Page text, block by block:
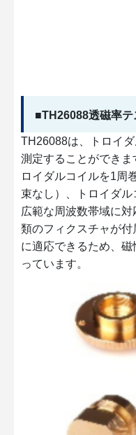
■TH26088透磁率テ
TH26088は、トロイ
測定することができま
ロイダルコイルを1周
束なし）、トロイダル
広範な周波数帯域に
類のフィクスチャが
に適応できるため、
っています。